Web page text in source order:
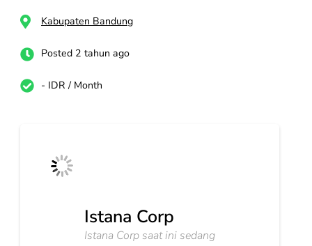
Kabupaten Bandung
Posted 2 tahun ago
- IDR / Month
Istana Corp
Istana Corp saat ini sedang